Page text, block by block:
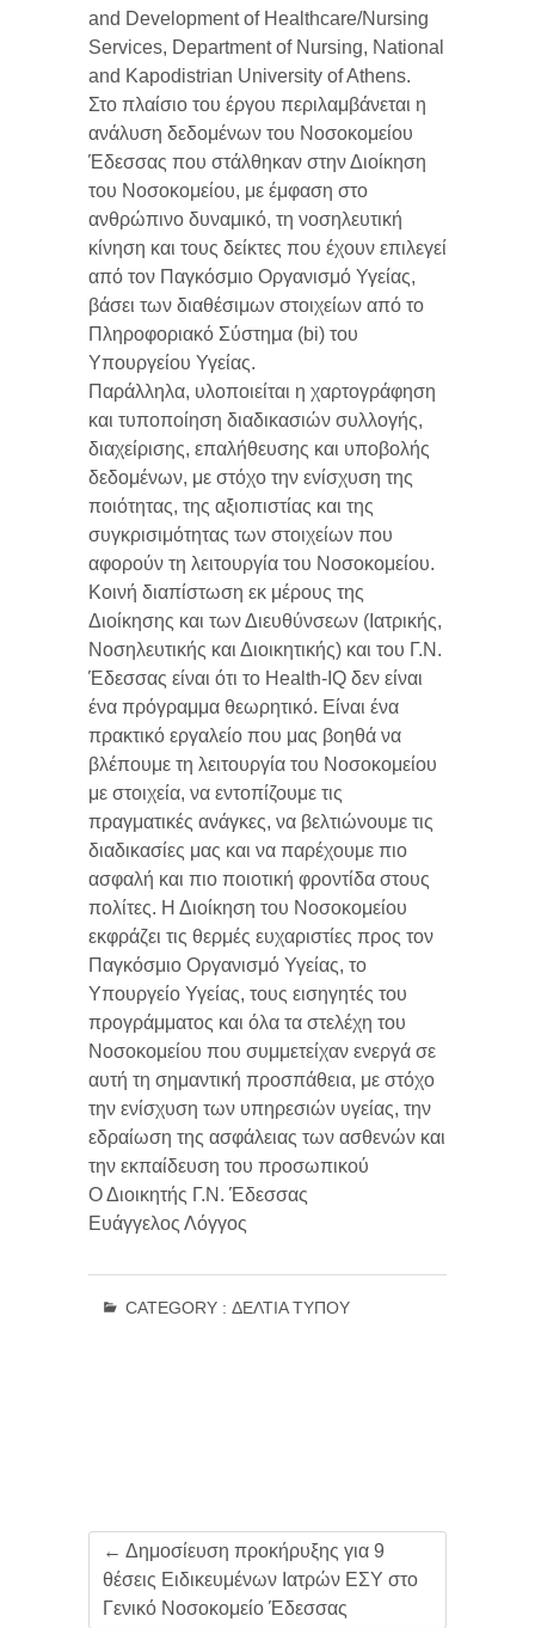
and Development of Healthcare/Nursing
Services, Department of Nursing, National
and Kapodistrian University of Athens.
Στο πλαίσιο του έργου περιλαμβάνεται η
ανάλυση δεδομένων του Νοσοκομείου
Έδεσσας που στάλθηκαν στην Διοίκηση
του Νοσοκομείου, με έμφαση στο
ανθρώπινο δυναμικό, τη νοσηλευτική
κίνηση και τους δείκτες που έχουν επιλεγεί
από τον Παγκόσμιο Οργανισμό Υγείας,
βάσει των διαθέσιμων στοιχείων από το
Πληροφοριακό Σύστημα (bi) του
Υπουργείου Υγείας.
Παράλληλα, υλοποιείται η χαρτογράφηση
και τυποποίηση διαδικασιών συλλογής,
διαχείρισης, επαλήθευσης και υποβολής
δεδομένων, με στόχο την ενίσχυση της
ποιότητας, της αξιοπιστίας και της
συγκρισιμότητας των στοιχείων που
αφορούν τη λειτουργία του Νοσοκομείου.
Κοινή διαπίστωση εκ μέρους της
Διοίκησης και των Διευθύνσεων (Ιατρικής,
Νοσηλευτικής και Διοικητικής) και του Γ.Ν.
Έδεσσας είναι ότι το Health-IQ δεν είναι
ένα πρόγραμμα θεωρητικό. Είναι ένα
πρακτικό εργαλείο που μας βοηθά να
βλέπουμε τη λειτουργία του Νοσοκομείου
με στοιχεία, να εντοπίζουμε τις
πραγματικές ανάγκες, να βελτιώνουμε τις
διαδικασίες μας και να παρέχουμε πιο
ασφαλή και πιο ποιοτική φροντίδα στους
πολίτες. Η Διοίκηση του Νοσοκομείου
εκφράζει τις θερμές ευχαριστίες προς τον
Παγκόσμιο Οργανισμό Υγείας, το
Υπουργείο Υγείας, τους εισηγητές του
προγράμματος και όλα τα στελέχη του
Νοσοκομείου που συμμετείχαν ενεργά σε
αυτή τη σημαντική προσπάθεια, με στόχο
την ενίσχυση των υπηρεσιών υγείας, την
εδραίωση της ασφάλειας των ασθενών και
την εκπαίδευση του προσωπικού
Ο Διοικητής Γ.Ν. Έδεσσας
Ευάγγελος Λόγγος
CATEGORY : ΔΕΛΤΊΑ ΤΎΠΟΥ
← Δημοσίευση προκήρυξης για 9
θέσεις Ειδικευμένων Ιατρών ΕΣΥ στο
Γενικό Νοσοκομείο Έδεσσας